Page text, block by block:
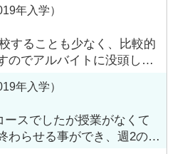
年入学）
することも少なく、比較的
のでアルバイトに没頭して
年入学）
ースでしたが授業がなくて
わらせる事ができ、週2のコ